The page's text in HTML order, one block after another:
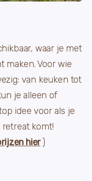
waar je met
maken. Voor wie
van keuken tot
je alleen of
idee voor als je
komt!
hier )